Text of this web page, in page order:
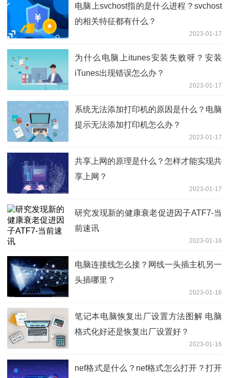
电脑上svchost指的是什么进程？svchost
的相关特征都有什么？
2023-01-17
为什么电脑上itunes安装失败呀？安装
iTunes出现错误怎么办？
2023-01-17
系统无法添加打印机的原因是什么？电脑
提示无法添加打印机怎么办？
2023-01-17
共享上网的原理是什么？怎样才能实现共
享上网？
2023-01-17
研究发现新的健康衰老促进因子ATF7-当
前速讯
2023-01-16
电脑连接线怎么接？网线一头插主机另一
头插哪里？
2023-01-16
笔记本电脑恢复出厂设置方法图解 电脑
格式化好还是恢复出厂设置好？
2023-01-16
nef格式是什么？nef格式怎么打开？打开